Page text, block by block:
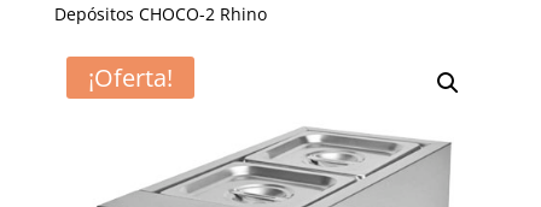
Depósitos CHOCO-2 Rhino
¡Oferta!